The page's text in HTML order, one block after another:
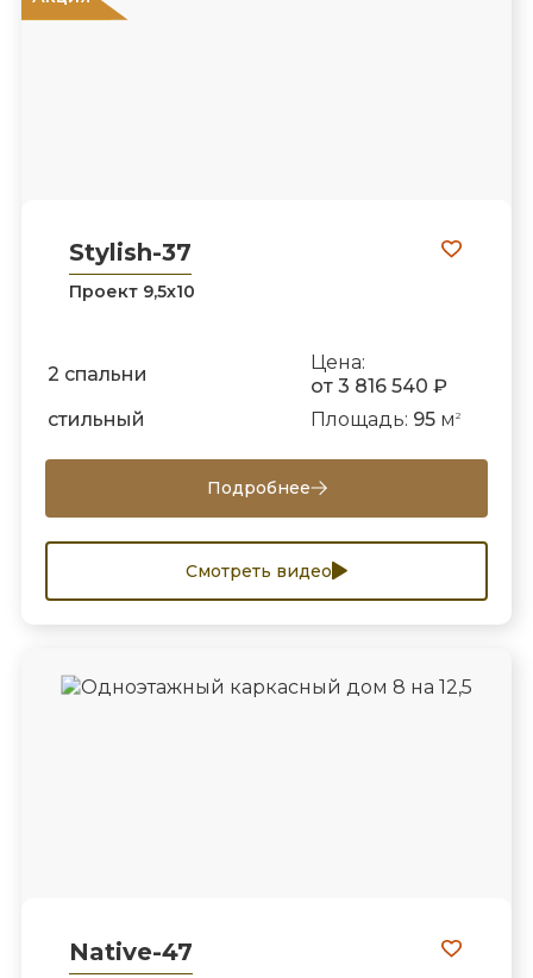
Stylish-37
Проект 9,5х10
2 спальни
Цена:
от 3 816 540 ₽
стильный
Площадь: 95м 2
Подробнее
Смотреть видео
Native-47